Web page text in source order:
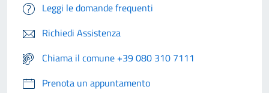
Leggi le domande frequenti
Richiedi Assistenza
Chiama il comune +39 080 310 7111
Prenota un appuntamento